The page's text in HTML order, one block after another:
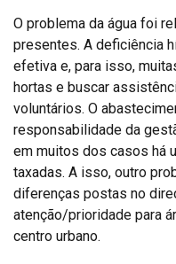
O problema da água foi
presentes. A deficiência
efetiva e, para isso,
hortas e buscar
voluntários. O
responsabilidade da
em muitos dos casos há
taxadas. A isso, outro
diferenças postas no
atenção/prioridade para
centro urbano.